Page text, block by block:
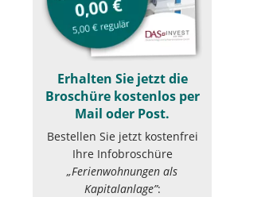
Erhalten Sie jetzt die
Broschüre kostenlos per
Mail oder Post.
Bestellen Sie jetzt kostenfrei
Ihre Infobroschüre
„Ferienwohnungen als
Kapitalanlage”: